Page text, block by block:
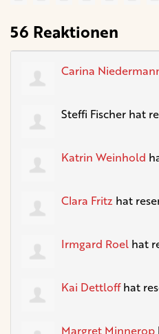
56 Reaktionen
Carina
Steffi Fischer hat
Katrin Weinhold
Clara Fritz hat
Irmgard Roel hat
Kai Dettloffhat
Margret Minnerop